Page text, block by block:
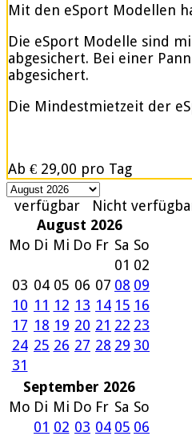
Mit den eSport Modellen
Die eSport Modelle sind
abgesichert. Bei einer
abgesichert.
Die Mindestmietzeit der
Ab € 29,00 pro Tag
verfügbar
Nicht
August 2026
Mo Di Mi Do Fr Sa So
01 02
03 04 05 06 07 08 09
10 11 12 13 14 15 16
17 18 19 20 21 22 23
24 25 26 27 28 29 30
31
September 2026
Mo Di Mi Do Fr Sa So
01 02 03 04 05 06